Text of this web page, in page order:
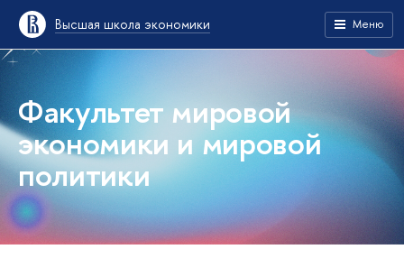
Высшая школа экономики Меню
Факультет мировой
экономики и мировой
политики